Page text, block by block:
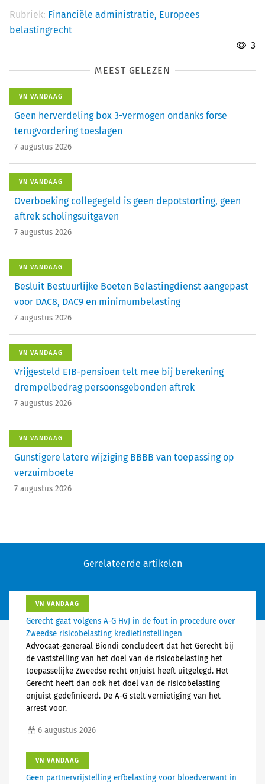
Rubriek: Financiële administratie, Europees
belastingrecht
3
MEEST GELEZEN
VN VANDAAG
Geen herverdeling box 3-vermogen ondanks forse
terugvordering toeslagen
7 augustus 2026
VN VANDAAG
Overboeking collegegeld is geen depotstorting, geen
aftrek scholingsuitgaven
7 augustus 2026
VN VANDAAG
Besluit Bestuurlijke Boeten Belastingdienst aangepast
voor DAC8, DAC9 en minimumbelasting
7 augustus 2026
VN VANDAAG
Vrijgesteld EIB-pensioen telt mee bij berekening
drempelbedrag persoonsgebonden aftrek
7 augustus 2026
VN VANDAAG
Gunstigere latere wijziging BBBB van toepassing op
verzuimboete
7 augustus 2026
Gerelateerde artikelen
VN VANDAAG
Gerecht gaat volgens A-G HvJ in de fout in procedure over
Zweedse risicobelasting kredietinstellingen
Advocaat-generaal Biondi concludeert dat het Gerecht bij
de vaststelling van het doel van de risicobelasting het
toepasselijke Zweedse recht onjuist heeft uitgelegd. Het
Gerecht heeft dan ook het doel van de risicobelasting
onjuist gedefinieerd. De A-G stelt vernietiging van het
arrest voor.
6 augustus 2026
VN VANDAAG
Geen partnervrijstelling erfbelasting voor bloedverwant in